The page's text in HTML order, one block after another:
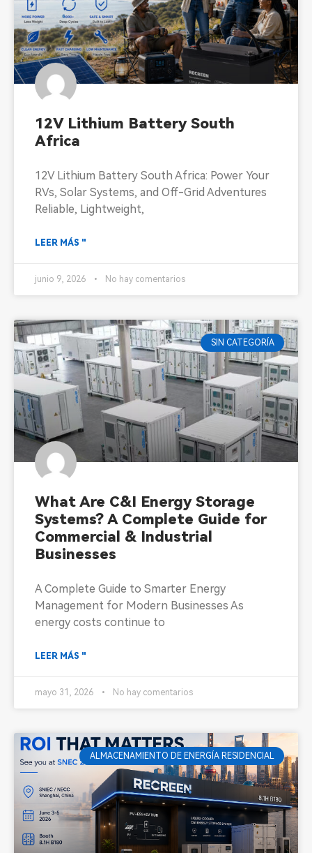
12V Lithium Battery South
Africa
12V Lithium Battery South Africa: Power Your
RVs, Solar Systems, and Off-Grid Adventures
Reliable, Lightweight,
LEER MÁS "
junio 9, 2026 No hay comentarios
SIN CATEGORÍA
What Are C&I Energy Storage
Systems? A Complete Guide for
Commercial & Industrial
Businesses
A Complete Guide to Smarter Energy
Management for Modern Businesses As
energy costs continue to
LEER MÁS "
mayo 31, 2026 No hay comentarios
ALMACENAMIENTO DE ENERGÍA RESIDENCIAL